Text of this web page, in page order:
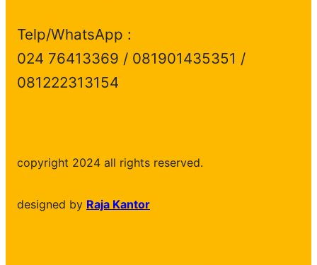
Telp/WhatsApp :
024 76413369 / 081901435351 /
081222313154
copyright 2024 all rights reserved.
designed by Raja Kantor